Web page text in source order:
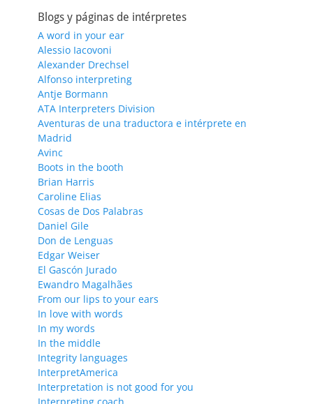
Blogs y páginas de intérpretes
A word in your ear
Alessio Iacovoni
Alexander Drechsel
Alfonso interpreting
Antje Bormann
ATA Interpreters Division
Aventuras de una traductora e intérprete en
Madrid
Avinc
Boots in the booth
Brian Harris
Caroline Elias
Cosas de Dos Palabras
Daniel Gile
Don de Lenguas
Edgar Weiser
El Gascón Jurado
Ewandro Magalhães
From our lips to your ears
In love with words
In my words
In the middle
Integrity languages
InterpretAmerica
Interpretation is not good for you